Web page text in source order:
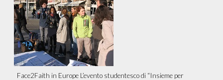
Face2Faith in Europe L’evento studentesco di “Insieme per